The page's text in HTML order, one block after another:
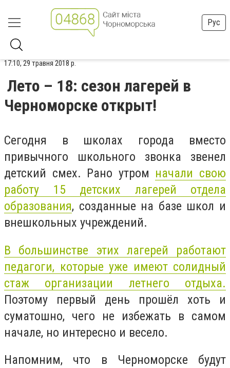
Рус
17:10, 29 травня 2018 р.
Лето – 18: сезон лагерей в
Черноморске открыт!
Сегодня в школах города вместо
привычного школьного звонка звенел
детский смех. Рано утром начали свою
работу 15 детских лагерей отдела
образования, созданные на базе школ и
внешкольных учреждений.
В большинстве этих лагерей работают
педагоги, которые уже имеют солидный
стаж организации летнего отдыха.
Поэтому первый день прошёл хоть и
суматошно, чего не избежать в самом
начале, но интересно и весело.
Напомним, что в Черноморске будут